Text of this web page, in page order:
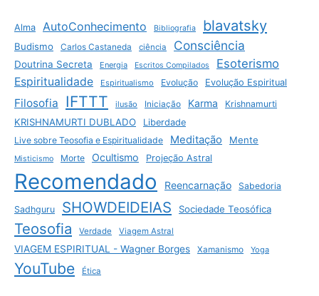
Alma AutoConhecimento Bibliografia blavatsky
Budismo Carlos Castaneda ciência Consciência
Doutrina Secreta Energia Escritos Compilados Esoterismo
Espiritualidade Espiritualismo Evolução Evolução Espiritual
Filosofia IFTTT ilusão Iniciação Karma Krishnamurti
KRISHNAMURTI DUBLADO
Liberdade
Live sobre Teosofia e Espiritualidade
Meditação Mente
Misticismo Morte Ocultismo Projeção Astral
Recomendado Reencarnação Sabedoria
Sadhguru SHOWDEIDEIAS Sociedade Teosófica
Teosofia Verdade Viagem Astral
VIAGEM ESPIRITUAL - Wagner Borges Xamanismo Yoga
YouTube Ética